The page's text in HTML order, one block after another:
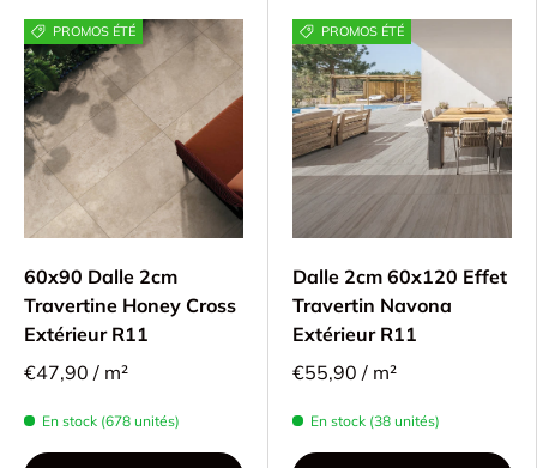
PROMOS ÉTÉ
60x90 Dalle 2cm
Travertine Honey Cross
Extérieur R11
€47,90 / m²
En stock (678 unités)
PROMOS ÉTÉ
Dalle 2cm 60x120 Effet
Travertin Navona
Extérieur R11
€55,90 / m²
En stock (38 unités)